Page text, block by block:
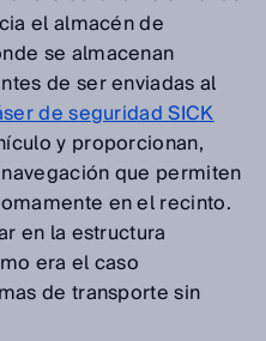
el almacén de
se almacenan
de ser enviadas al
de seguridad SICK
y proporcionan,
que permiten
en el recinto.
en la estructura
era el caso
de transporte sin